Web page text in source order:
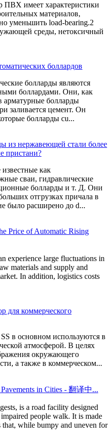
ПВХ имеет характеристики
материалов,
уменьшить load-bearing.2
среды, нетоксичный
боллардов
болларды являются
боллардами. Они, как
арматурные болларды
заливается цемент. Он
болларды cu...
из нержавеющей стали более
пристани?
как
сваи, гидравлические
болларды и т. Д. Они
отгрузках причала в
было расширено до d...
Price of Automatic Rising
experience large fluctuations in
materials and supply and
In addition, logistics costs
для коммерческого
в основном используются в
атмосферой. В целях
окружающего
а также в коммерческом...
in Cities - 翻译中...
is a road facility designed
people walk. It is made
while bumpy and uneven for